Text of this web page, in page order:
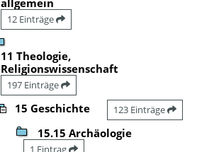
12 Einträge
11 Theologie,
Religionswissenschaft
197 Einträge
15 Geschichte 123 Einträge
15.15 Archäologie
1 Eintrag